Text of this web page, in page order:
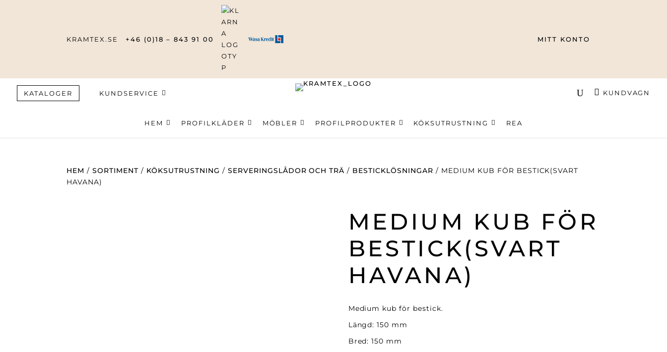
KRAMTEX.SE +46 (0)18 – 843 91 00 MITT KONTO
KATALOGER KUNDSERVICE KUNDVAGN
HEM PROFILKLÄDER MÖBLER PROFILPRODUKTER KÖKSUTRUSTNING REA
Produktsökning
HEM /SORTIMENT / KÖKSUTRUSTNING / SERVERINGSLÅDOR OCH TRÄ / BESTICKLÖSNINGAR / MEDIUM KUB FÖR BESTICK(SVART
HAVANA)
MEDIUM KUB FÖR
BESTICK(SVART
HAVANA)
Medium kub för bestick.
Längd: 150 mm
Bred: 150 mm